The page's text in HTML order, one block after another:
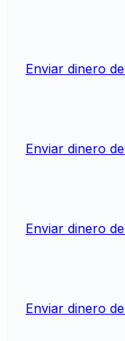
Enviar dinero de
Enviar dinero de
Enviar dinero de
Enviar dinero de